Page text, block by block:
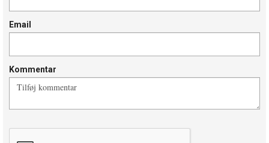
Email
Kommentar